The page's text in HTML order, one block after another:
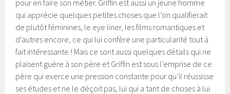
pour en faire son métier. Griffin est aussi un jeune homme
qui apprécie quelques petites choses que l’on qualifierait
de plutôt féminines, le eye liner, les films romantiques et
d’autres encore, ce qui lui confère une particularité tout à
fait intéressante ! Mais ce sont aussi quelques détails qui ne
plaisent guère à son père et Griffin est sous l’emprise de ce
père qui exerce une pression constante pour qu’il réussisse
ses études et ne le déçoit pas, lui qui a tant de choses à lui